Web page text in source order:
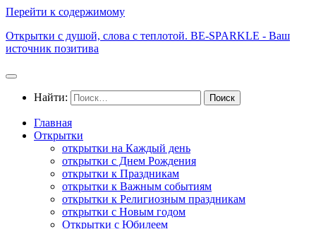
Перейти к содержимому
Открытки с душой, слова с теплотой. BE-SPARKLE - Ваш
источник позитива
Найти:
Главная
Открытки
открытки на Каждый день
открытки с Днем Рождения
открытки к Праздникам
открытки к Важным событиям
открытки к Религиозным праздникам
открытки с Новым годом
Открытки с Юбилеем